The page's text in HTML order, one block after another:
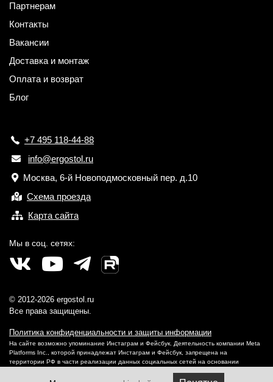
Партнерам
Контакты
Вакансии
Доставка и монтаж
Оплата и возврат
Блог
+7 495 118-44-88
info@ergostol.ru
Москва, 6-й Новоподмосковный пер. д.10
Схема проезда
Карта сайта
Мы в соц. сетях:
© 2012-2026 ergostol.ru
Все права защищены.
Политика конфиденциальности и защиты информации
На сайте возможно упоминание Инстаграм и Фейсбук. Деятельность компании Meta
Platforms Inc., которой принадлежат Инстаграм и Фейсбук, запрещена на
территории РФ в части реализации данных социальных сетей на основании